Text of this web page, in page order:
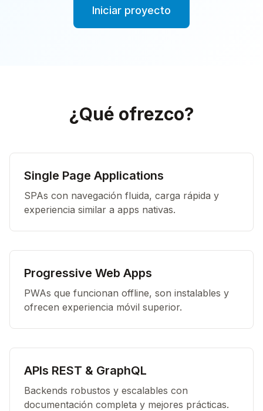
Iniciar proyecto
¿Qué ofrezco?
Single Page Applications
SPAs con navegación fluida, carga rápida y
experiencia similar a apps nativas.
Progressive Web Apps
PWAs que funcionan offline, son instalables y
ofrecen experiencia móvil superior.
APIs REST & GraphQL
Backends robustos y escalables con
documentación completa y mejores prácticas.